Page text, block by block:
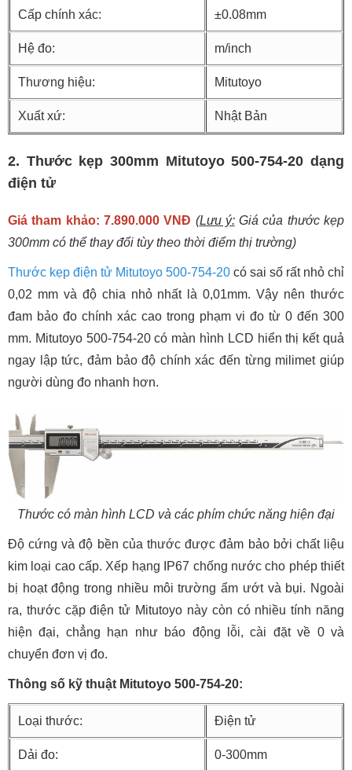
Cấp chính xác: ±0.08mm
Hệ đo: m/inch
Thương hiệu: Mitutoyo
Xuất xứ: Nhật Bản
2. Thước kẹp 300mm Mitutoyo 500-754-20 dạng
điện tử
Giá tham khảo: 7.890.000 VNĐ (Lưu ý:Giá của thước kẹp
300mm có thể thay đổi tùy theo thời điểm thị trường)
Thước kẹp điện tử Mitutoyo 500-754-20 có sai số rất nhỏ chỉ
0,02 mm và độ chia nhỏ nhất là 0,01mm. Vậy nên thước
đam bảo đo chính xác cao trong phạm vi đo từ 0 đến 300
mm. Mitutoyo 500-754-20 có màn hình LCD hiển thị kết quả
ngay lập tức, đảm bảo độ chính xác đến từng milimet giúp
người dùng đo nhanh hơn.
Thước có màn hình LCD và các phím chức năng hiện đại
Độ cứng và độ bền của thước được đảm bảo bởi chất liệu
kim loại cao cấp. Xếp hạng IP67 chống nước cho phép thiết
bị hoạt động trong nhiều môi trường ẩm ướt và bụi. Ngoài
ra, thước cặp điện tử Mitutoyo này còn có nhiều tính năng
hiện đại, chẳng hạn như báo động lỗi, cài đặt về 0 và
chuyển đơn vị đo.
Thông số kỹ thuật Mitutoyo 500-754-20:
Loại thước: Điện tử
Dải đo: 0-300mm